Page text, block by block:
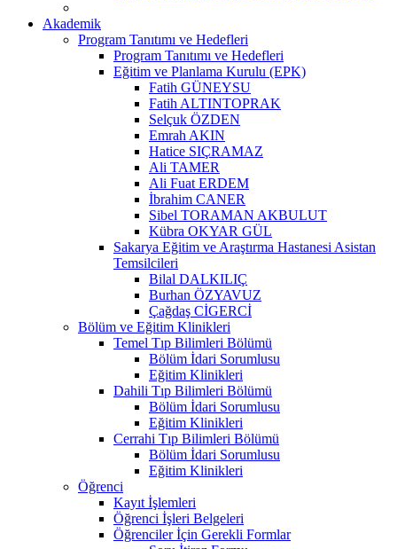
Akademik
Program Tanıtımı ve Hedefleri
Program Tanıtımı ve Hedefleri
Eğitim ve Planlama Kurulu (EPK)
Fatih GÜNEYSU
Fatih ALTINTOPRAK
Selçuk ÖZDEN
Emrah AKIN
Hatice SIÇRAMAZ
Ali TAMER
Ali Fuat ERDEM
İbrahim CANER
Sibel TORAMAN AKBULUT
Kübra OKYAR GÜL
Sakarya Eğitim ve Araştırma Hastanesi Asistan
Temsilcileri
Bilal DALKILIÇ
Burhan ÖZYAVUZ
Çağdaş CİGERCİ
Bölüm ve Eğitim Klinikleri
Temel Tıp Bilimleri Bölümü
Bölüm İdari Sorumlusu
Eğitim Klinikleri
Dahili Tıp Bilimleri Bölümü
Bölüm İdari Sorumlusu
Eğitim Klinikleri
Cerrahi Tıp Bilimleri Bölümü
Bölüm İdari Sorumlusu
Eğitim Klinikleri
Öğrenci
Kayıt İşlemleri
Öğrenci İşleri Belgeleri
Öğrenciler İçin Gerekli Formlar